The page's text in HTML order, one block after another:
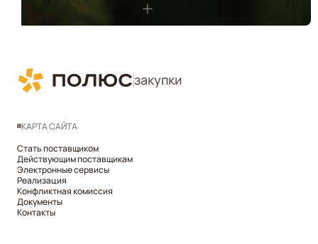
закупки
КАРТА САЙТА
Стать поставщиком
Действующим поставщикам
Электронные сервисы
Реализация
Конфликтная комиссия
Документы
Контакты